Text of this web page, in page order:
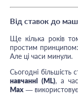
Від ставок до
Ще кілька років
простим
Але ці часи минули.
Сьогодні більшість
навчанні (ML), а
Max —